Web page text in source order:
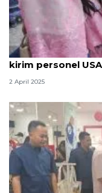
H+3 Lebaran,
kirim personel
2 April 2025